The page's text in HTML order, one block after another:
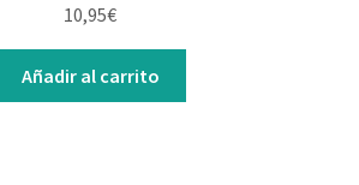
10,95€
Añadir al carrito